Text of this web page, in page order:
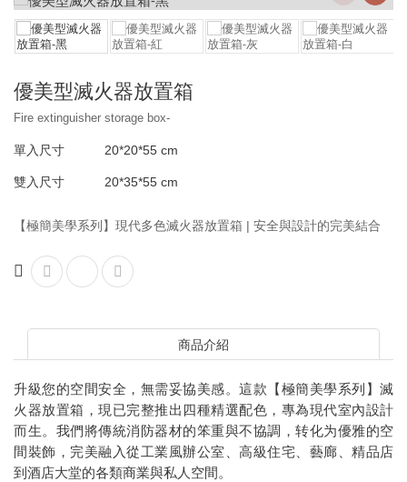
冷軋鋼板系列
鋁合金系列
住宅用火災警報器
環保潔淨氣體
其他相關配件
滅火器放置箱
優美型滅火器放置箱
Fire extinguisher storage box-
單入尺寸 20*20*55 cm
雙入尺寸 20*35*55 cm
【極簡美學系列】現代多色滅火器放置箱 | 安全與設計的完美結合
商品介紹
升級您的空間安全，無需妥協美感。這款【極簡美學系列】滅
火器放置箱，現已完整推出四種精選配色，專為現代室內設計
而生。我們將傳統消防器材的笨重與不協調，转化为優雅的空
間裝飾，完美融入從工業風辦公室、高級住宅、藝廊、精品店
到酒店大堂的各類商業與私人空間。